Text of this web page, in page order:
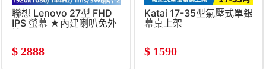
聯想 Lenovo 27型 FHD
IPS 螢幕 ★內建喇叭免外
接★
$ 2888
Katai 17-35型氣壓式單銀
幕桌上架
$ 1590